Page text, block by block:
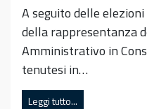
A seguito delle
della rappresentanza
Amministrativo in
tenutesi in…
Leggi tutto...